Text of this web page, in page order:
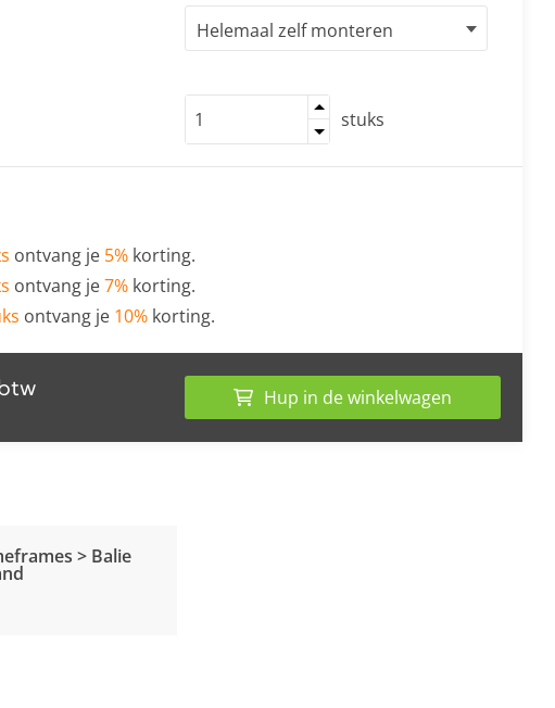
stuks
ontvang je 5% korting.
ontvang je7% korting.
ontvang je 10% korting.
Hup in de winkelwagen
> Balie